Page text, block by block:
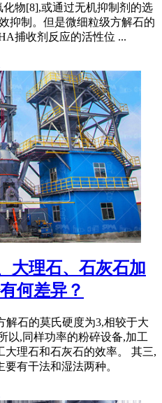
物[8],或通过无机抑制剂的选
抑制。但是微细粒级方解石的
捕收剂反应的活性位 ...
大理石、石灰石加
何差异？
解石的莫氏硬度为3,相较于大
以,同样功率的粉碎设备,加工
大理石和石灰石的效率。 其三,
有干法和湿法两种。